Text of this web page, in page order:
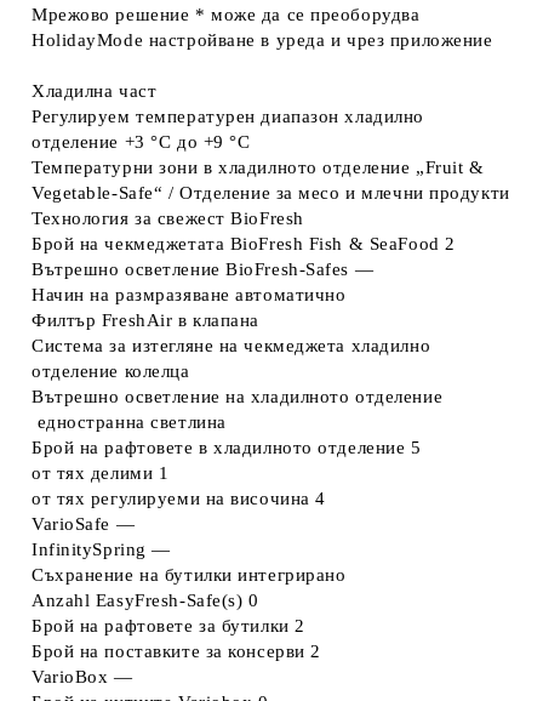
Мрежово решение * може да се преоборудва
HolidayMode настройване в уреда и чрез приложение
Хладилна част
Регулируем температурен диапазон хладилно
отделение +3 °C до +9 °C
Температурни зони в хладилното отделение „Fruit &
Vegetable-Safe“ / Отделение за месо и млечни продукти
Технология за свежест BioFresh
Брой на чекмеджетата BioFresh Fish & SeaFood 2
Вътрешно осветление BioFresh-Safes —
Начин на размразяване автоматично
Филтър FreshAir в клапана
Система за изтегляне на чекмеджета хладилно
отделение колелца
Вътрешно осветление на хладилното отделение
едностранна светлина
Брой на рафтовете в хладилното отделение 5
от тях делими 1
от тях регулируеми на височина 4
VarioSafe —
InfinitySpring —
Съхранение на бутилки интегрирано
Anzahl EasyFresh-Safe(s) 0
Брой на рафтовете за бутилки 2
Брой на поставките за консерви 2
VarioBox —